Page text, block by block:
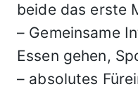
beide das erste
– Gemeinsame
Essen gehen,
– absolutes